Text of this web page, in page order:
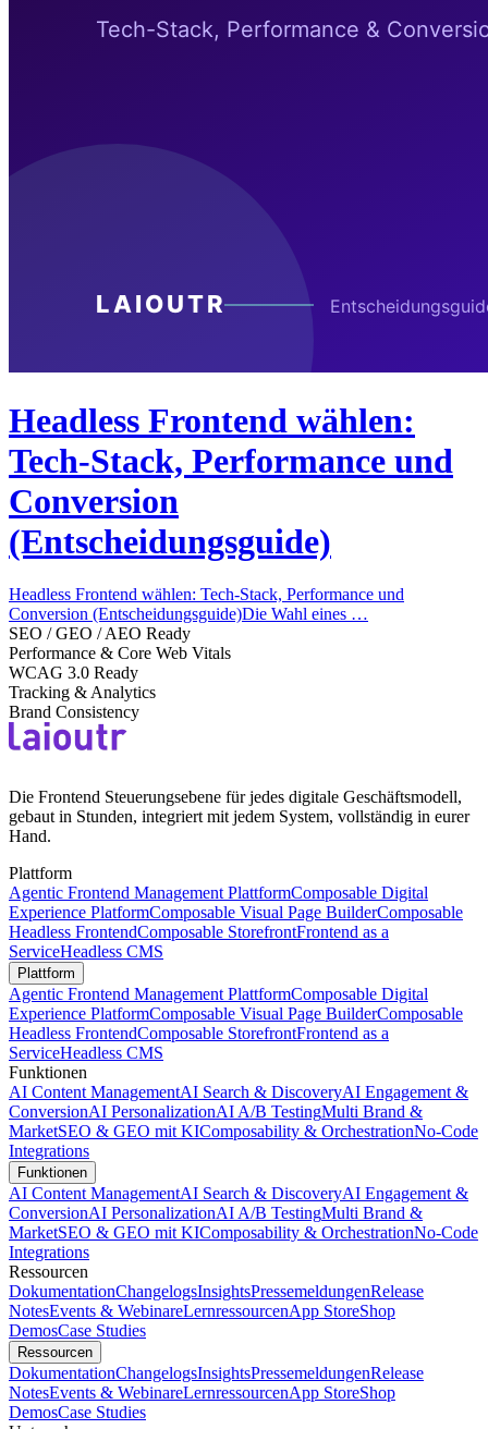
Headless Frontend wählen:
Tech-Stack, Performance und
Conversion
(Entscheidungsguide)
Headless Frontend wählen: Tech-Stack, Performance und
Conversion (Entscheidungsguide)Die Wahl eines …
SEO / GEO / AEO Ready
Performance & Core Web Vitals
WCAG 3.0 Ready
Tracking & Analytics
Brand Consistency
Die Frontend Steuerungsebene für jedes digitale Geschäftsmodell,
gebaut in Stunden, integriert mit jedem System, vollständig in eurer
Hand.
Plattform
Agentic Frontend Management PlattformComposable Digital
Experience PlatformComposable Visual Page BuilderComposable
Headless FrontendComposable StorefrontFrontend as a
ServiceHeadless CMS
Plattform
Agentic Frontend Management PlattformComposable Digital
Experience PlatformComposable Visual Page BuilderComposable
Headless FrontendComposable StorefrontFrontend as a
ServiceHeadless CMS
Funktionen
AI Content ManagementAI Search & DiscoveryAI Engagement &
ConversionAI PersonalizationAI A/B TestingMulti Brand &
MarketSEO & GEO mit KIComposability & OrchestrationNo-Code
Integrations
Funktionen
AI Content ManagementAI Search & DiscoveryAI Engagement &
ConversionAI PersonalizationAI A/B TestingMulti Brand &
MarketSEO & GEO mit KIComposability & OrchestrationNo-Code
Integrations
Ressourcen
DokumentationChangelogsInsightsPressemeldungenRelease
NotesEvents & WebinareLernressourcenApp StoreShop
DemosCase Studies
Ressourcen
DokumentationChangelogsInsightsPressemeldungenRelease
NotesEvents & WebinareLernressourcenApp StoreShop
DemosCase Studies